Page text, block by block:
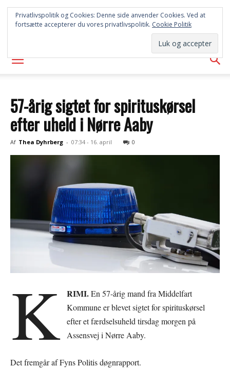
SYD
AVISEN
57-årig sigtet for spirituskørsel
efter uheld i Nørre Aaby
Af Thea Dyhrberg - 07:34 - 16. april 0
K RIMI.En 57-årig mand fra Middelfart
Kommune er blevet sigtet for spirituskørsel
efter et færdselsuheld tirsdag morgen på
Assensvej i Nørre Aaby.
Det fremgår af Fyns Politis døgnrapport.
Privatlivspolitik og Cookies: Denne side anvender Cookies. Ved at
fortsætte accepterer du vores privatlivspolitik. Cookie Politik